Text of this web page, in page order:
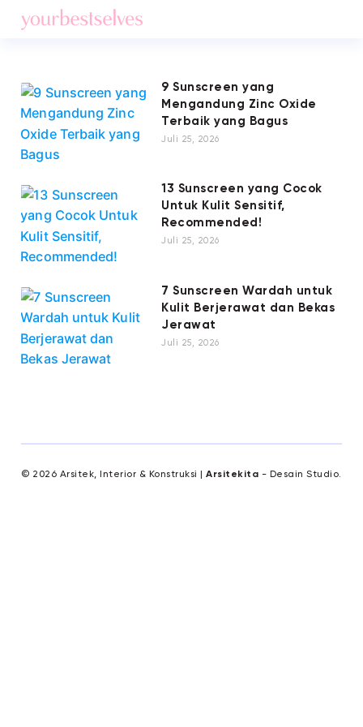
9 Sunscreen yang
Mengandung Zinc Oxide
Terbaik yang Bagus
Juli 25, 2026
13 Sunscreen yang Cocok
Untuk Kulit Sensitif,
Recommended!
Juli 25, 2026
7 Sunscreen Wardah untuk
Kulit Berjerawat dan Bekas
Jerawat
Juli 25, 2026
© 2026 Arsitek, Interior & Konstruksi |Arsitekita - Desain Studio.